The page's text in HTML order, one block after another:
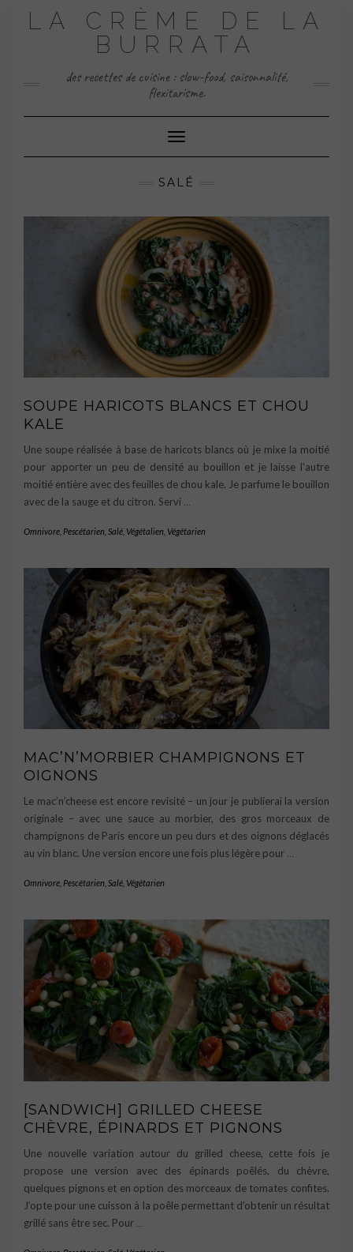
LA CRÈME DE LA
BURRATA
des recettes de cuisine : slow-food, saisonnalité,
flexitarisme.
Toggle Navigation
SALÉ
SOUPE HARICOTS BLANCS ET CHOU
KALE
Une soupe réalisée à base de haricots blancs où je mixe la moitié
pour apporter un peu de densité au bouillon et je laisse l’autre
moitié entière avec des feuilles de chou kale. Je parfume le bouillon
avec de la sauge et du citron. Servi …
Omnivore Pescétarien Salé Végétalien Végétarien
MAC’N’MORBIER CHAMPIGNONS ET
OIGNONS
Le mac’n’cheese est encore revisité – un jour je publierai la version
originale – avec une sauce au morbier, des gros morceaux de
champignons de Paris encore un peu durs et des oignons déglacés
au vin blanc. Une version encore une fois plus légère pour …
Omnivore Pescétarien Salé Végétarien
[SANDWICH] GRILLED CHEESE
CHÈVRE, ÉPINARDS ET PIGNONS
Une nouvelle variation autour du grilled cheese, cette fois je
propose une version avec des épinards poêlés, du chèvre,
quelques pignons et en option des morceaux de tomates confites.
J’opte pour une cuisson à la poêle permettant d’obtenir un résultat
grillé sans être sec. Pour